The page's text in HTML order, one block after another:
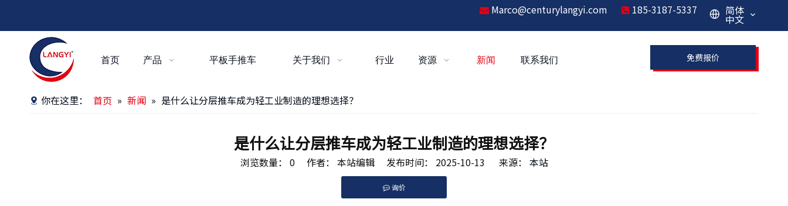
 Marco@centurylangyi.com 185-3187-5337 简体
中文
首页 产品 平板手推车 关于我们 行业 资源 新闻 联系我们 免费报价
你在这里： 首页 » 新闻 » 是什么让分层推车成为轻工业制造的理想选择？
是什么让分层推车成为轻工业制造的理想选择？
浏览数量： 0作者： 本站编辑 发布时间： 2025-10-13 来源： 本站
询价